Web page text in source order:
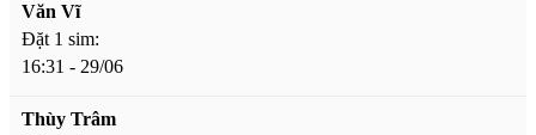
Văn Vĩ
Đặt 1 sim:
16:31 - 29/06
Thùy Trâm